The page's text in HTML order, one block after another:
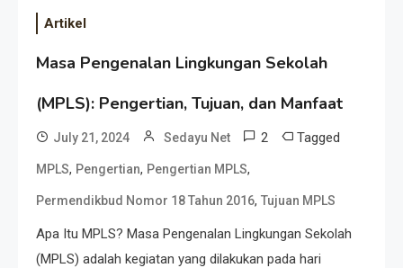
Artikel
Masa Pengenalan Lingkungan Sekolah
(MPLS): Pengertian, Tujuan, dan Manfaat
July 21, 2024 Sedayu Net 2 Tagged
MPLS, Pengertian, Pengertian MPLS,
Permendikbud Nomor 18 Tahun 2016, Tujuan MPLS
Apa Itu MPLS? Masa Pengenalan Lingkungan Sekolah
(MPLS) adalah kegiatan yang dilakukan pada hari